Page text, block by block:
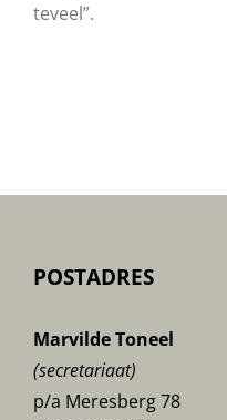
teveel”.
POSTADRES
Marvilde Toneel
(secretariaat)
p/a Meresberg 78